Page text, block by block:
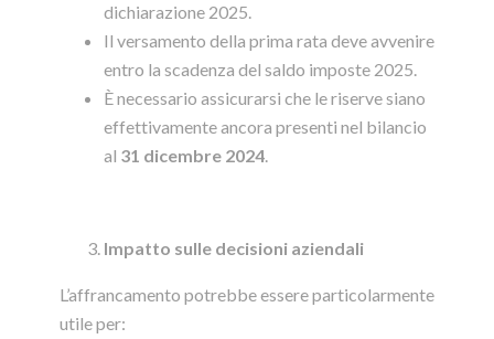
dichiarazione 2025.
Il versamento della prima rata deve avvenire
entro la scadenza del saldo imposte 2025.
È necessario assicurarsi che le riserve siano
effettivamente ancora presenti nel bilancio
al 31 dicembre 2024.
Impatto sulle decisioni aziendali
L’affrancamento potrebbe essere particolarmente
utile per: